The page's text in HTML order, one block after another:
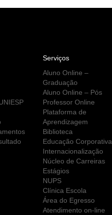
Serviços
Aluno Online –
Graduação
Aluno Online – Pós
Professor Online
Plataforma de
Aprendizagem
Biblioteca
Educação Corporativa
Internacionalização
Núcleo de Carreiras
Estágios
NUPS
Clínica Escola
Área do Egresso
Atendimento on-line